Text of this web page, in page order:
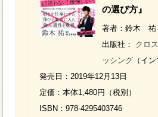
の選び方』
著者：鈴木 祐
出版社：
クロ
ッシング（イン
発売日：2019年12月13日
定価：本体1,480円（税別）
ISBN：978-4295403746